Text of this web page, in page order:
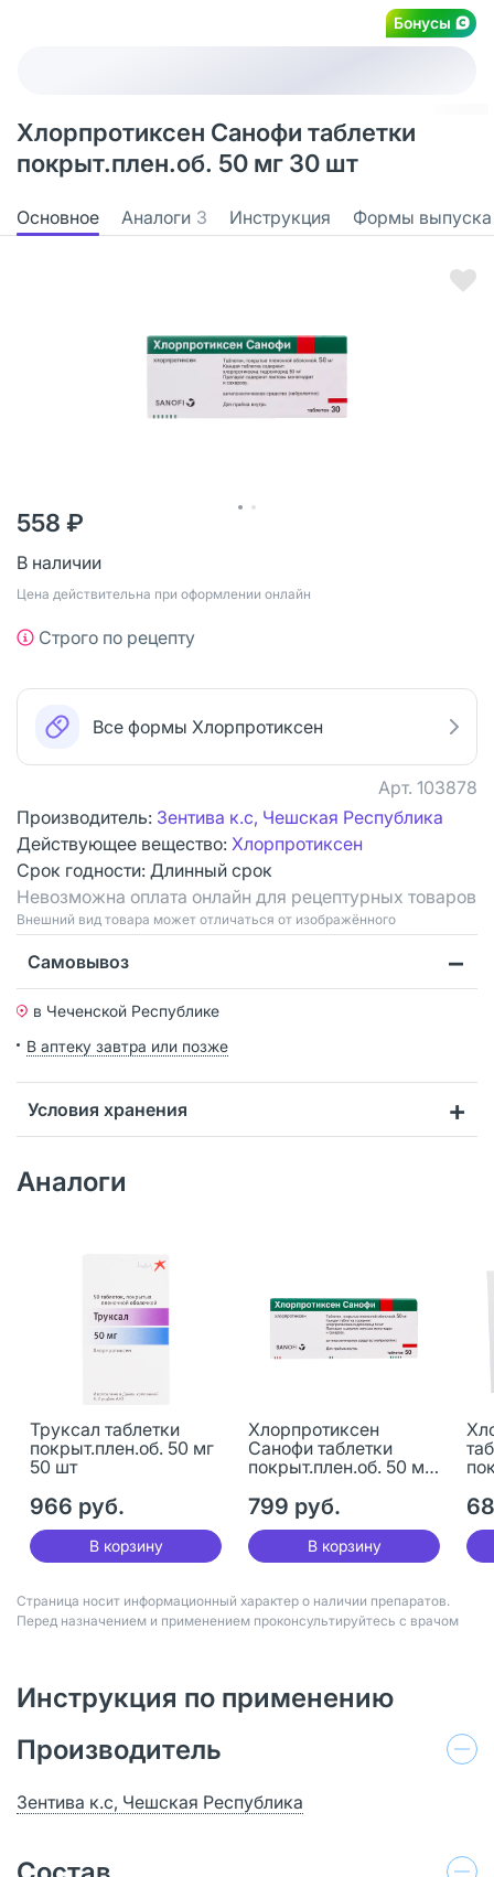
Бонусы
Хлорпротиксен Санофи таблетки
покрыт.плен.об. 50 мг 30 шт
Основное Аналоги 3 Инструкция Формы выпуска
558 ₽
В наличии
Цена действительна при оформлении онлайн
Строго по рецепту
Все формы Хлорпротиксен
Арт. 103878
Производитель: Зентива к.с, Чешская Республика
Действующее вещество: Хлорпротиксен
Срок годности: Длинный срок
Невозможна оплата онлайн для рецептурных товаров
Bнешний вид товара может отличаться от изображённого
Самовывоз
в Чеченской Республике
В аптеку завтра или позже
Условия хранения
Аналоги
Труксал таблетки
покрыт.плен.об. 50 мг
50 шт
966 руб.
В корзину
Хлорпротиксен
Санофи таблетки
покрыт.плен.об. 50 мг
799 руб.
В корзину
Страница носит информационный характер о наличии препаратов.
Перед назначением и применением проконсультируйтесь с врачом
Инструкция по применению
Производитель
Зентива к.с, Чешская Республика